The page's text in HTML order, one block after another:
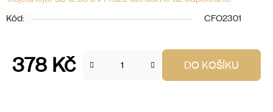
Kód:
CFO2301
378 Kč DO KOŠÍKU